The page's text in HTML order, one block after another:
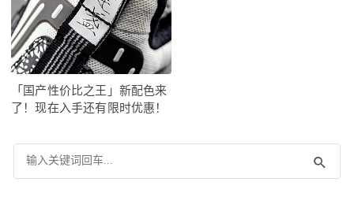
「国产性价比之王」新配色来
了！现在入手还有限时优惠！